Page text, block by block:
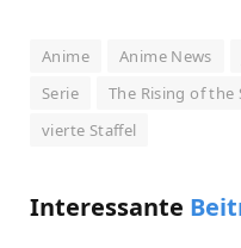
Anime Anime News
Serie
The Rising of the
vierte Staffel
Interessante